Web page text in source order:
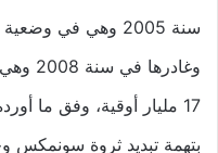
17 مليار أوقية، وفق ما
بتهمة تبديد ثروة سونمكس